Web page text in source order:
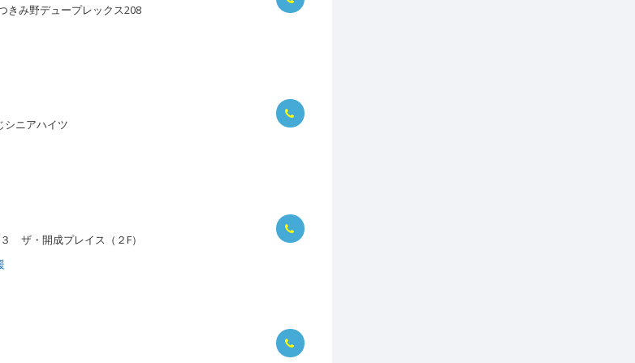
み野デュープレックス208
ニアハイツ
ザ・開成プレイス（２F）